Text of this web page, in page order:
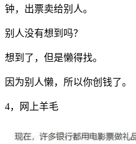
钟，出票卖给别人。
别人没有想到吗？
想到了，但是懒得找。
因为别人懒，所以你创钱了。
4，网上羊毛